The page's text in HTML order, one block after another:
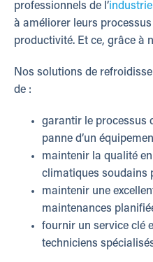
professionnels de l’
à améliorer leurs
productivité. Et ce, grâce à
Nos solutions de
de :
garantir le processus
panne d’un
maintenir la qualité
climatiques soudains
maintenir une
maintenances
fournir un service clé
techniciens